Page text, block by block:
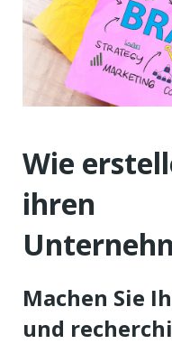
Wie
ihren
Machen Sie
und